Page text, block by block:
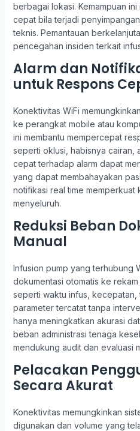
berbagai lokasi. Kemampuan
cepat bila terjadi
teknis. Pemantauan
pencegahan insiden terkait
Alarm dan
untuk Respons
Konektivitas WiFi
ke perangkat mobile atau
ini membantu mempercepat
seperti oklusi, habisnya cairan,
cepat terhadap alarm dapat
yang dapat membahayakan
notifikasi real time memperkuat
menyeluruh.
Reduksi Beban
Manual
Infusion pump yang terhubung
dokumentasi otomatis ke
seperti waktu infus,
parameter tercatat tanpa
hanya meningkatkan akurasi
beban administrasi tenaga
mendukung audit dan evaluasi
Pelacakan
Secara Akurat
Konektivitas memungkinkan
digunakan dan volume yang